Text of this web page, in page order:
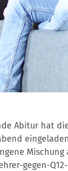
Abitur hat
gegen-